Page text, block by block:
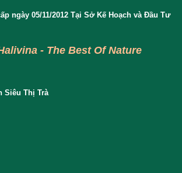
ngày 05/11/2012 Tại Sở Kế Hoạch và Đầu Tư
Siêu Thị Trà